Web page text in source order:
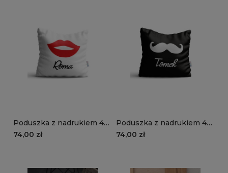
Poduszka z nadrukiem 40
× 40 cm - USTA I IMIĘ |
74,00 zł
Poduszka z nadrukiem 40
× 40 cm - WĄS,
74,00 zł